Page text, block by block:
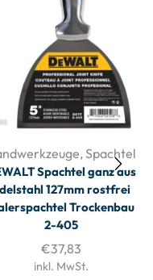
, Spachtel
Spachtel ganz aus
127mm rostfrei
Trockenbau
2-405
€37,83
inkl. MwSt.